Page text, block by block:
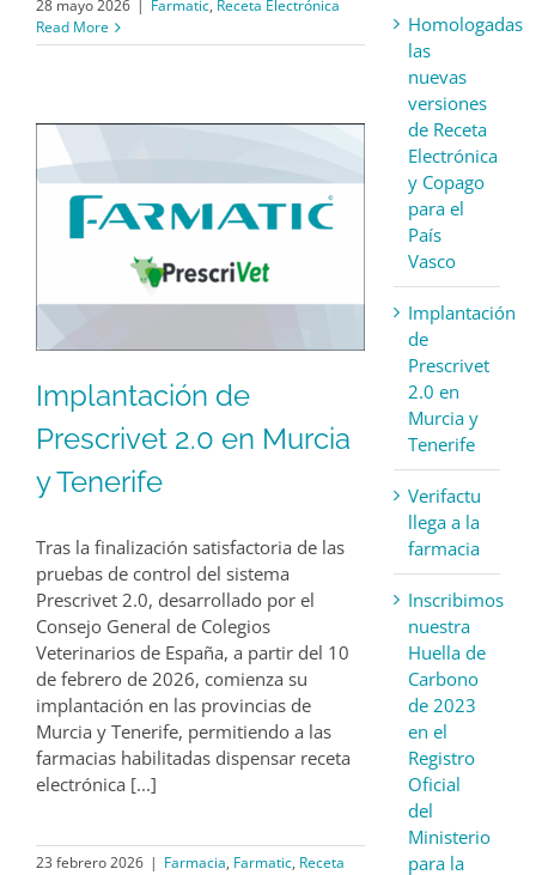
28 mayo 2026 | Farmatic, Receta Electrónica
Read More
Implantación de
Prescrivet 2.0 en Murcia
y Tenerife
Tras la finalización satisfactoria de las
pruebas de control del sistema
Prescrivet 2.0, desarrollado por el
Consejo General de Colegios
Veterinarios de España, a partir del 10
de febrero de 2026, comienza su
implantación en las provincias de
Murcia y Tenerife, permitiendo a las
farmacias habilitadas dispensar receta
electrónica [...]
23 febrero 2026 | Farmacia, Farmatic, Receta
Homologadas
las
nuevas
versiones
de Receta
Electrónica
y Copago
para el
País
Vasco
Implantación
de
Prescrivet
2.0 en
Murcia y
Tenerife
Verifactu
llega a la
farmacia
Inscribimos
nuestra
Huella de
Carbono
de 2023
en el
Registro
Oficial
del
Ministerio
para la